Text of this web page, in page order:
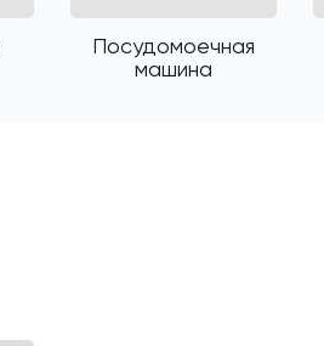
Посудомоечная
машина